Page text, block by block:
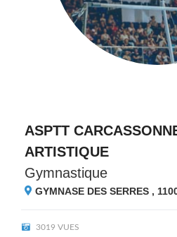
ASPTT
ARTISTIQUE
Gymnastique
GYMNASE DES SERRES ,
3019 VUES